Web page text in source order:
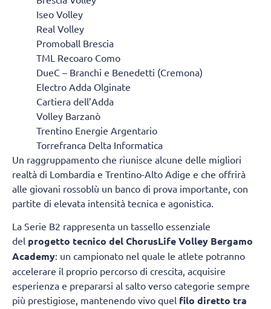
Iseo Volley
Real Volley
Promoball Brescia
TML Recoaro Como
DueC – Branchi e Benedetti (Cremona)
Electro Adda Olginate
Cartiera dell’Adda
Volley Barzanò
Trentino Energie Argentario
Torrefranca Delta Informatica
Un raggruppamento che riunisce alcune delle migliori
realtà di Lombardia e Trentino-Alto Adige e che offrirà
alle giovani rossoblù un banco di prova importante, con
partite di elevata intensità tecnica e agonistica.
La Serie B2 rappresenta un tassello essenziale
del progetto tecnico del ChorusLife Volley Bergamo
Academy: un campionato nel quale le atlete potranno
accelerare il proprio percorso di crescita, acquisire
esperienza e prepararsi al salto verso categorie sempre
più prestigiose, mantenendo vivo quel filo diretto tra